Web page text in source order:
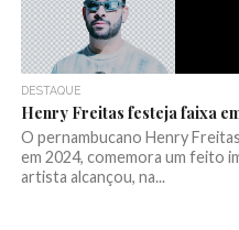
DESTAQUE
Henry Freitas festeja faixa
O pernambucano Henry
em 2024, comemora um feito
artista alcançou, na...